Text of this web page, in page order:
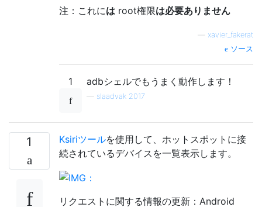
注：これには root権限は必要ありません
xavier_fakerat
ソース
1 adbシェルでもうまく動作します！
slaadvak 2017
1 Ksiriツールを使用して、ホットスポットに接
続されているデバイスを一覧表示します。
リクエストに関する情報の更新：Android